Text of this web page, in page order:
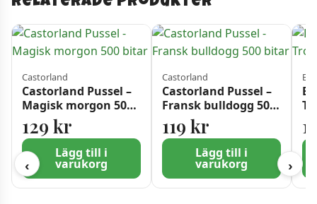
‹
Castorland
Castorland Pussel –
Magisk morgon 500
129 kr
Lägg till i
varukorg
Castorland
Castorland Pussel –
Fransk bulldogg 500
119 kr
Lägg till i
varukorg ›